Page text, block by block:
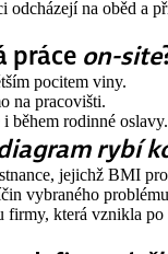
odcházejí na oběd a
práce on-site
pocitem viny.
na pracovišti.
během rodinné oslavy.
rybí
jejichž BMI
vybraného
firmy, která vznikla po